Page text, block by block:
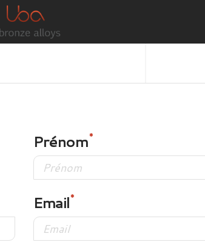
Prénom
Email